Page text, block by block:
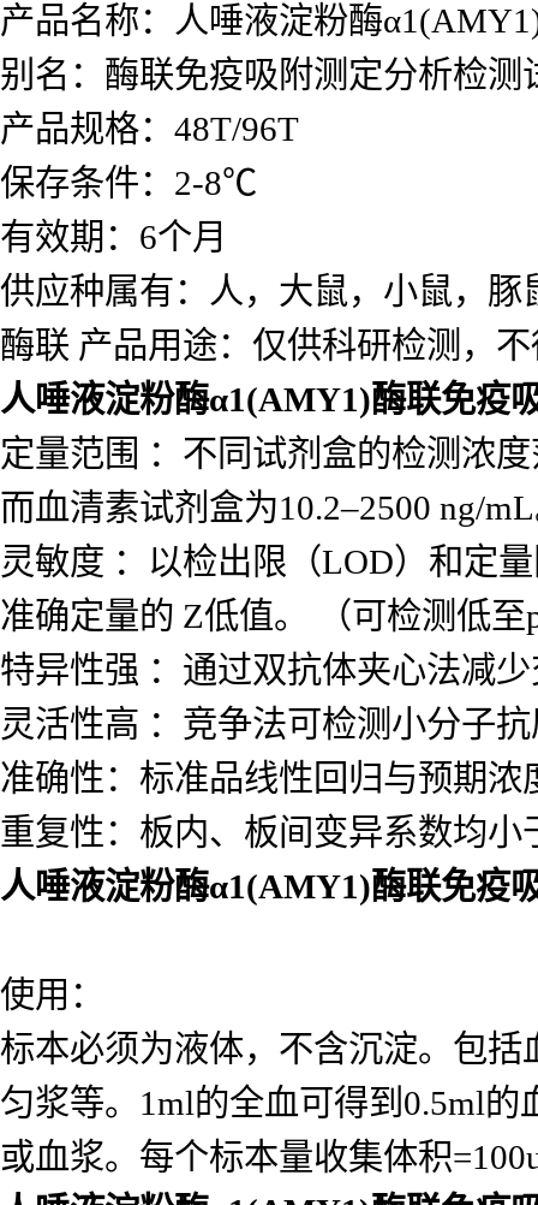
产品名称： 人唾液淀粉酶
别名：酶联免疫吸附测定分析检测
产品规格：48T/96T
保存条件：2-8℃
有效期：6个月
供应种属有：人，大鼠，小鼠，
酶联 产品用途：仅供科研检测，
人唾液淀粉酶α1(AMY1)酶联免疫
定量范围 ：不同试剂盒的检测浓
而血清素试剂盒为10.2–2500 ng/
灵敏度 ：以检出限（LOD）和定
准确定量的 Z低值。 （可检测低
特异性强 ：通过双抗体夹心法减
灵活性高 ：竞争法可检测小分子
准确性：标准品线性回归与预期浓
重复性：板内、板间变异系数均小
人唾液淀粉酶α1(AMY1)酶联免疫
使用：
标本必须为液体，不含沉淀。包
匀浆等。1ml的全血可得到0.5ml的
或血浆。每个标本量收集体积